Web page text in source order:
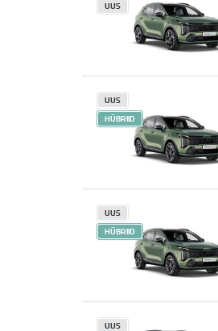
UUS
UUS
HÜBRIID
UUS
HÜBRIID
UUS